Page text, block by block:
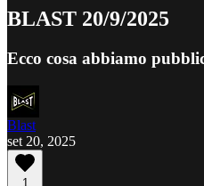
BLAST 20/9/2025
Ecco cosa abbiamo
Blast
set 20, 2025
1